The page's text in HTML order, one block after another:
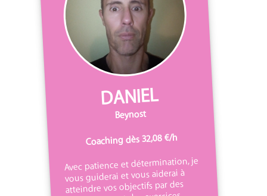
DANIEL
Beynost
Coaching dès 32,08 €/h
Avec patience et détermination, je
vous guiderai et vous aiderai à
atteindre vos objectifs par des